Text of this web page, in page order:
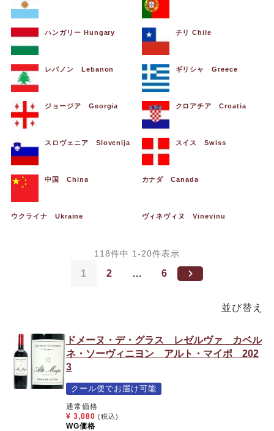
ハンガリー Hungary チリ Chile
レバノン Lebanon ギリシャ Greece
ジョージア Georgia クロアチア Croatia
スロヴェニア Slovenija スイス Swiss
中国 China カナダ Canada
ウクライナ Ukraine ヴィネヴィヌ Vinevinu
並び替え
118件中 1 -20件表示
1 2 … 6
ドメーヌ・デ・グラス レゼルヴァ カベル
ネ・ソーヴィニヨン アルト・マイポ 202
3
クール便でお届け可能
通常価格
¥ 3,080 (税込)
WG価格